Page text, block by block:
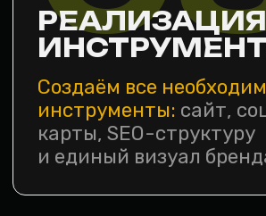
Почта
ТВОЙ ОТДЕЛ
МАРКЕТИНГА